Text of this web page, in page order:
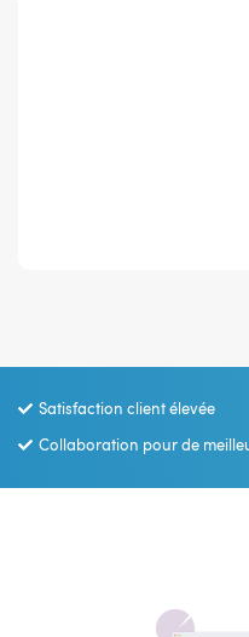
Satisfaction client élevée
Collaboration pour de